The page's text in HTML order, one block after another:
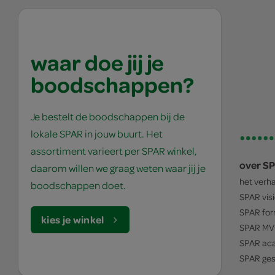
waar doe jij je
boodschappen?
Je bestelt de boodschappen bij de
lokale SPAR in jouw buurt. Het
assortiment varieert per SPAR winkel,
daarom willen we graag weten waar jij je
boodschappen doet.
kies je winkel
over
het
SPAR
SPAR
SPAR
SPAR
SPAR